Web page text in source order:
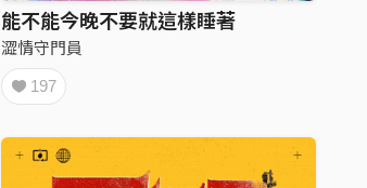
能不能今晚不要就這樣睡著
澀情守門員
197